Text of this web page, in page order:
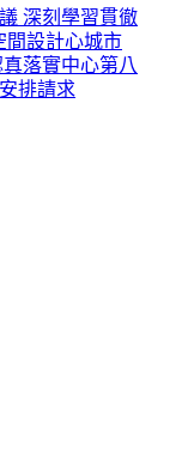
深刻學習貫徹
間設計心城市
落實中心第八
排請求